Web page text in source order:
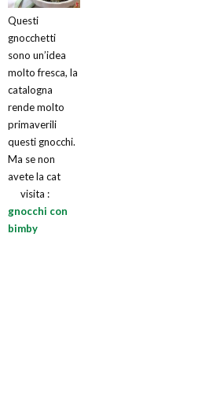
Questi
gnocchetti
sono un’idea
molto fresca, la
catalogna
rende molto
primaverili
questi gnocchi.
Ma se non
avete la cat
visita :
gnocchi con
bimby